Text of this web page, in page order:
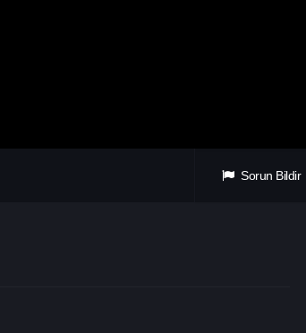
Sorun Bildir